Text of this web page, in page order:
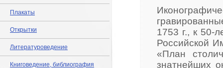
Плакаты
Открытки
Литературоведение
Книговедение, библиография
1753 г., к 50-
Российской
«План
знатнейших